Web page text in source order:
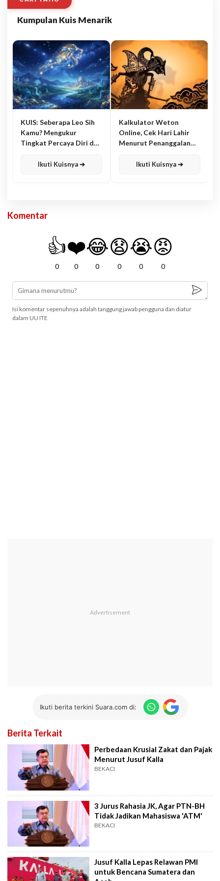
Kumpulan Kuis Menarik
KUIS: Seberapa Leo Sih
Kamu? Mengukur
Tingkat Percaya Diri dan
Ikuti Kuisnya ➔
Kalkulator Weton
Online, Cek Hari Lahir
Menurut Penanggalan
Ikuti Kuisnya ➔
Komentar
👍
0
❤️
0
😂
0
😧
0
😭
0
😡
0
Isi komentar sepenuhnya adalah tanggung jawab pengguna dan diatur
dalam UU ITE
Ikuti berita terkini Suara.com di:
Berita Terkait
Perbedaan Krusial Zakat dan Pajak
Menurut Jusuf Kalla
BEKACI
3 Jurus Rahasia JK, Agar PTN-BH
Tidak Jadikan Mahasiswa 'ATM'
BEKACI
Jusuf Kalla Lepas Relawan PMI
untuk Bencana Sumatera dan